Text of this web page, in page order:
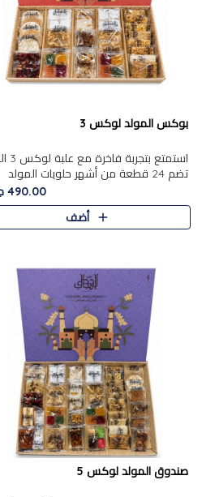
بوكس المولد لوكس 3
استمتع
تضم 24 قطعة من أشهر حلويات المولد
الشرقية المختارة بعناية. تحتوي
الجزرية بالفول، والملب..
490.00 جنيه
أضف
صندوق المولد لوكس 5